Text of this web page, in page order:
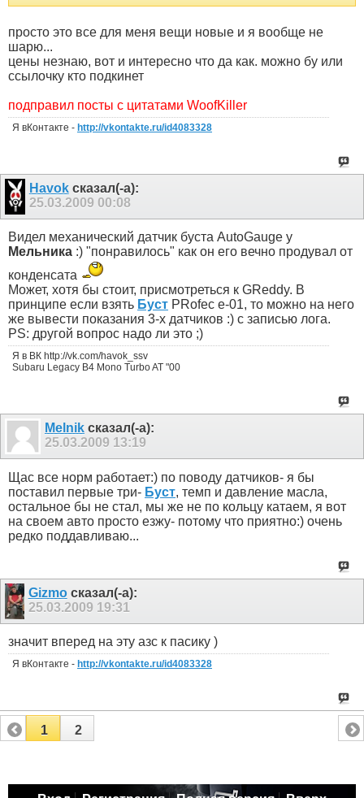
просто это все для меня вещи новые и я вообще не
шарю...
цены незнаю, вот и интересно что да как. можно бу или
ссылочку кто подкинет
подправил посты с цитатами WoofKiller
Я вКонтакте - http://vkontakte.ru/id4083328
Havokсказал(-а):
25.03.2009 00:08
Видел механический датчик буста AutoGauge у
Мельника :) "понравилось" как он его вечно продувал от
конденсата
Может, хотя бы стоит, присмотреться к GReddy. В
принципе если взять Буст PRofec e-01, то можно на него
же вывести показания 3-х датчиков :) с записью лога.
PS: другой вопрос надо ли это ;)
Я в ВК http://vk.com/havok_ssv
Subaru Legacy B4 Mono Turbo AT "00
Melnik сказал(-а):
25.03.2009 13:19
Щас все норм работает:) по поводу датчиков- я бы
поставил первые три- Буст, темп и давление масла,
остальное бы не стал, мы же не по кольцу катаем, я вот
на своем авто просто езжу- потому что приятно:) очень
редко поддавливаю...
Gizmoсказал(-а):
25.03.2009 19:31
значит вперед на эту азс к пасику )
Я вКонтакте - http://vkontakte.ru/id4083328
1 2